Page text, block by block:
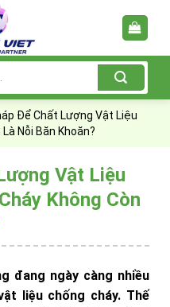
Để Chất Lượng Vật Liệu
Nỗi Băn Khoăn?
Vật Liệu
Không Còn
đang ngày càng nhiều
liệu chống cháy. Thế